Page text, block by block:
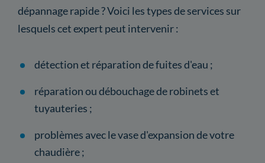
dépannage rapide ? Voici les types de services sur
lesquels cet expert peut intervenir :
détection et réparation de fuites d'eau ;
réparation ou débouchage de robinets et
tuyauteries ;
problèmes avec le vase d'expansion de votre
chaudière ;